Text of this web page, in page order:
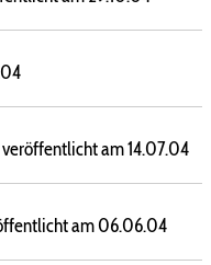
am 14.07.04
am 06.06.04